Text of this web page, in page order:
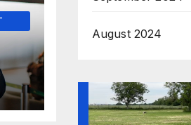
August 2024